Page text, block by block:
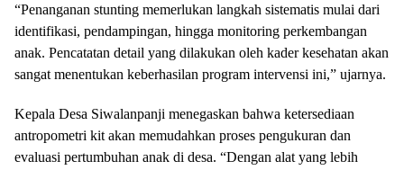
“Penanganan stunting memerlukan langkah sistematis mulai dari
identifikasi, pendampingan, hingga monitoring perkembangan
anak. Pencatatan detail yang dilakukan oleh kader kesehatan akan
sangat menentukan keberhasilan program intervensi ini,” ujarnya.
Kepala Desa Siwalanpanji menegaskan bahwa ketersediaan
antropometri kit akan memudahkan proses pengukuran dan
evaluasi pertumbuhan anak di desa. “Dengan alat yang lebih